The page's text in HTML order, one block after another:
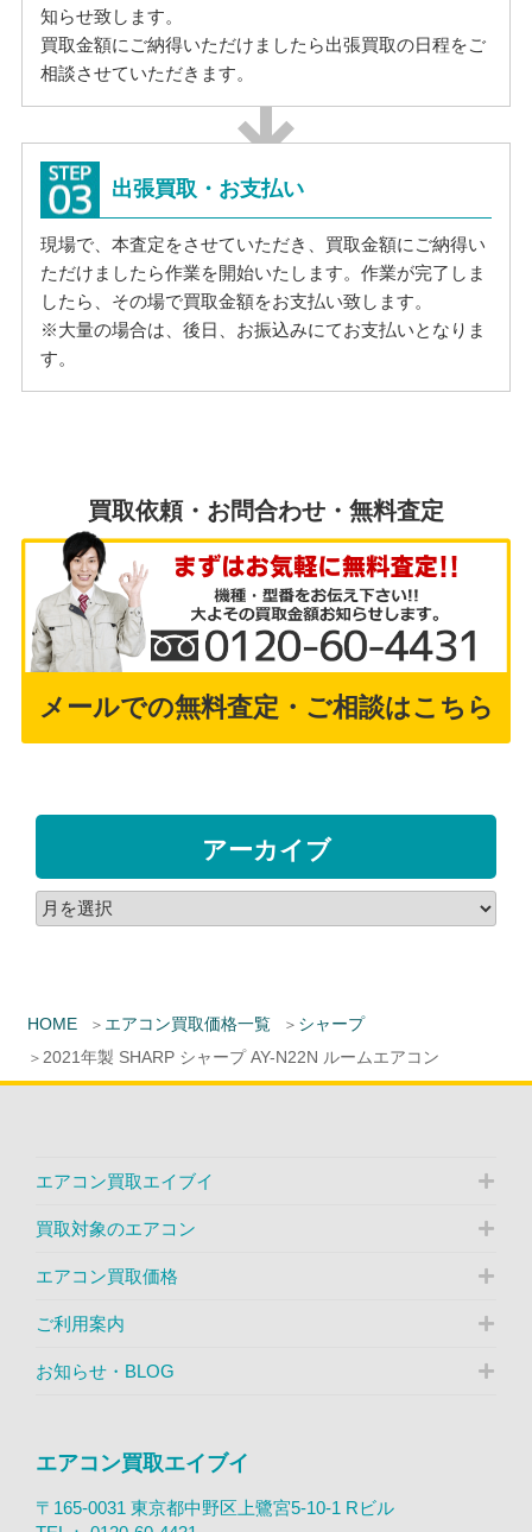
HOME エアコン買取価格一覧
シャープ
2021年製 SHARP シャープ AY-N22N ルームエアコン
知らせ致します。
買取金額にご納得いただけましたら出張買取の日程をご
相談させていただきます。
出張買取・お支払い
現場で、本査定をさせていただき、買取金額にご納得い
ただけましたら作業を開始いたします。作業が完了しま
したら、その場で買取金額をお支払い致します。
※大量の場合は、後日、お振込みにてお支払いとなりま
す。
買取依頼・お問合わせ・無料査定
メールでの無料査定・ご相談はこちら
アーカイブ
エアコン買取エイブイ
買取対象のエアコン
エアコン買取価格
ご利用案内
お知らせ・BLOG
エアコン買取エイブイ
〒165-0031 東京都中野区上鷺宮5-10-1 Rビル